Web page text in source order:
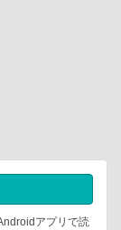
アプリで読